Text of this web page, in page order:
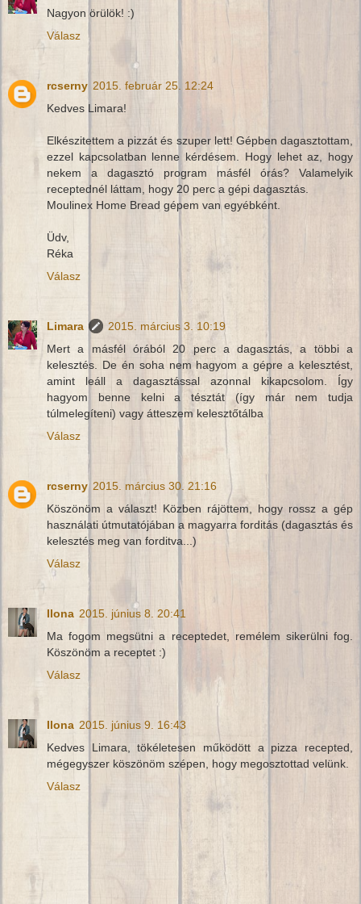
Nagyon örülök! :)
Válasz
rcserny 2015. február 25. 12:24
Kedves Limara!
Elkészitettem a pizzát és szuper lett! Gépben dagasztottam,
ezzel kapcsolatban lenne kérdésem. Hogy lehet az, hogy
nekem a dagasztó program másfél órás? Valamelyik
receptednél láttam, hogy 20 perc a gépi dagasztás.
Moulinex Home Bread gépem van egyébként.
Üdv,
Réka
Válasz
Limara
2015. március 3. 10:19
Mert a másfél órából 20 perc a dagasztás, a többi a
kelesztés. De én soha nem hagyom a gépre a kelesztést,
amint leáll a dagasztással azonnal kikapcsolom. Így
hagyom benne kelni a tésztát (így már nem tudja
túlmelegíteni) vagy átteszem kelesztőtálba
Válasz
rcserny 2015. március 30. 21:16
Köszönöm a választ! Közben rájöttem, hogy rossz a gép
használati útmutatójában a magyarra forditás (dagasztás és
kelesztés meg van forditva...)
Válasz
Ilona 2015. június 8. 20:41
Ma fogom megsütni a receptedet, remélem sikerülni fog.
Köszönöm a receptet :)
Válasz
Ilona 2015. június 9. 16:43
Kedves Limara, tökéletesen működött a pizza recepted,
mégegyszer köszönöm szépen, hogy megosztottad velünk.
Válasz